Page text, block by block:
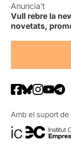
Anuncia’t
Vull rebre la
novetats,
Amb el suport de